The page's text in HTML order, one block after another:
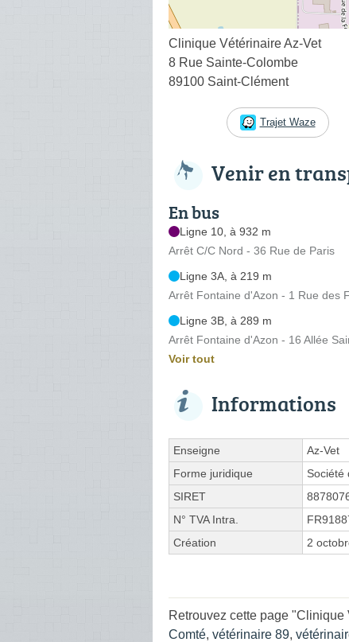
Clinique Vétérinaire Az-Vet
8 Rue Sainte-Colombe
89100 Saint-Clément
Trajet Waze
Venir en
En bus
Ligne 10, à 932 m
Arrêt C/C Nord - 36 Rue de Paris
Ligne 3A, à 219 m
Arrêt Fontaine d'Azon - 1 Rue des
Ligne 3B, à 289 m
Arrêt Fontaine d'Azon - 16 Allée
Voir tout
Informations
Enseigne
Az-Vet
Forme juridique
Société
SIRET
N° TVA Intra.
Création
2
Retrouvez cette page
Comté, vétérinaire 89,